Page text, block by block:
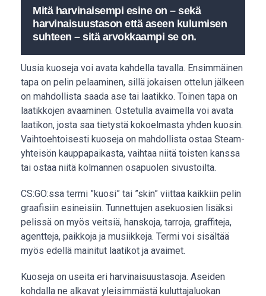
Mitä harvinaisempi esine on – sekä
harvinaisuustason että aseen kulumisen
suhteen – sitä arvokkaampi se on.
Uusia kuoseja voi avata kahdella tavalla. Ensimmäinen
tapa on pelin pelaaminen, sillä jokaisen ottelun jälkeen
on mahdollista saada ase tai laatikko. Toinen tapa on
laatikkojen avaaminen. Ostetulla avaimella voi avata
laatikon, josta saa tietystä kokoelmasta yhden kuosin.
Vaihtoehtoisesti kuoseja on mahdollista ostaa Steam-
yhteisön kauppapaikasta, vaihtaa niitä toisten kanssa
tai ostaa niitä kolmannen osapuolen sivustoilta.
CS:GO:ssa termi ”kuosi” tai ”skin” viittaa kaikkiin pelin
graafisiin esineisiin. Tunnettujen asekuosien lisäksi
pelissä on myös veitsiä, hanskoja, tarroja, graffiteja,
agentteja, paikkoja ja musiikkeja. Termi voi sisältää
myös edellä mainitut laatikot ja avaimet.
Kuoseja on useita eri harvinaisuustasoja. Aseiden
kohdalla ne alkavat yleisimmästä kuluttajaluokan